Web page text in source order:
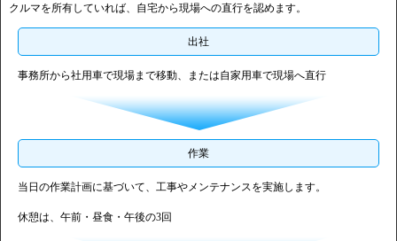
クルマを所有していれば、自宅から現場への直行を認めます。
出社
事務所から社用車で現場まで移動、または自家用車で現場へ直行
作業
当日の作業計画に基づいて、工事やメンテナンスを実施します。
休憩は、午前・昼食・午後の3回